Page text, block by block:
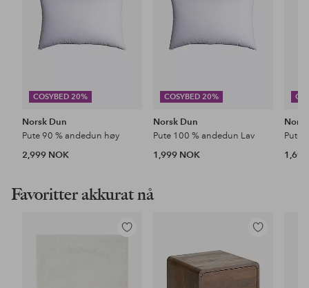
COSYBED 20%
Norsk Dun
Pute 90 % andedun høy
2,999 NOK
COSYBED 20%
Norsk Dun
Pute 100 % andedun Lav
1,999 NOK
Pute
Favoritter akkurat nå
Legg
Legg
favoritter